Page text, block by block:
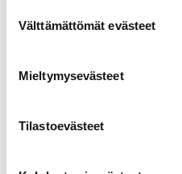
Välttämättömät evästeet
Mieltymysevästeet
Tilastoevästeet
infolla sairauksien
Osallistujat pystyivät
pitkäaikaissokerin (HbA1c)